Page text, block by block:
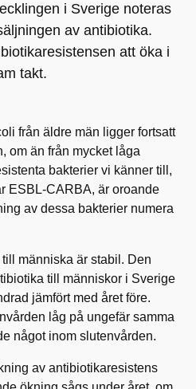
i Sverige noteras
av antibiotika.
att öka i
takt.
från äldre män ligger fortsatt
om än från mycket låga
bakterier vi känner till,
ESBL-CARBA, är oroande
av dessa bakterier numera
människa är stabil. Den
till människor i Sverige
jämfört med året före.
låg på ungefär samma
något inom slutenvården.
av antibiotikaresistens